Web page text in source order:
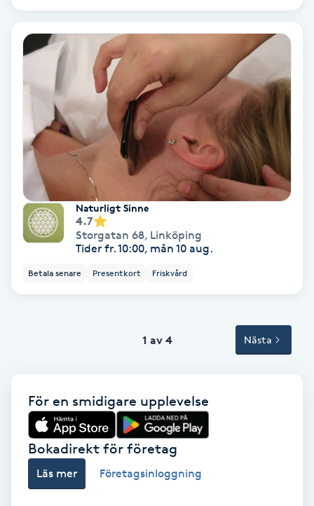
Vaxning
Vaxning brasiliansk
Veterinär
Vibrationsmassage
Vinyasa Yoga
Volymfransar
Yogamassage
Zonterapi
Naturligt Sinne
4.7
Storgatan 68, Linköping
Tider fr. 10:00, mån 10 aug.
Betala senare Presentkort Friskvård
1 av 4 Nästa
För en smidigare upplevelse
Bokadirekt för företag
Läs mer Företagsinloggning